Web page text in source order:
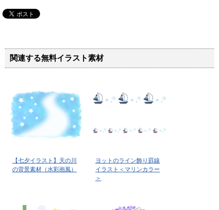
関連する無料イラスト素材
【七夕イラスト】天の川
の背景素材（水彩画風）
ヨットのライン飾り罫線
イラスト＜マリンカラー
＞